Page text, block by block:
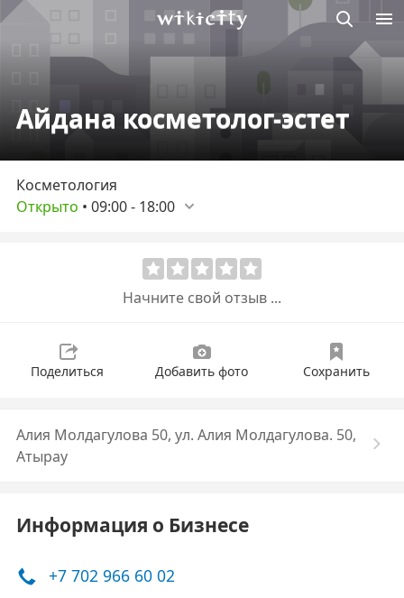
Айдана косметолог-эстет
Косметология
Открыто • 09:00- 18:00
Начните свой отзыв ...
Поделиться Добавить фото Сохранить
Алия Молдагулова 50, ул. Алия Молдагулова. 50,
Атырау
Информация о Бизнесе
+7 702 966 60 02